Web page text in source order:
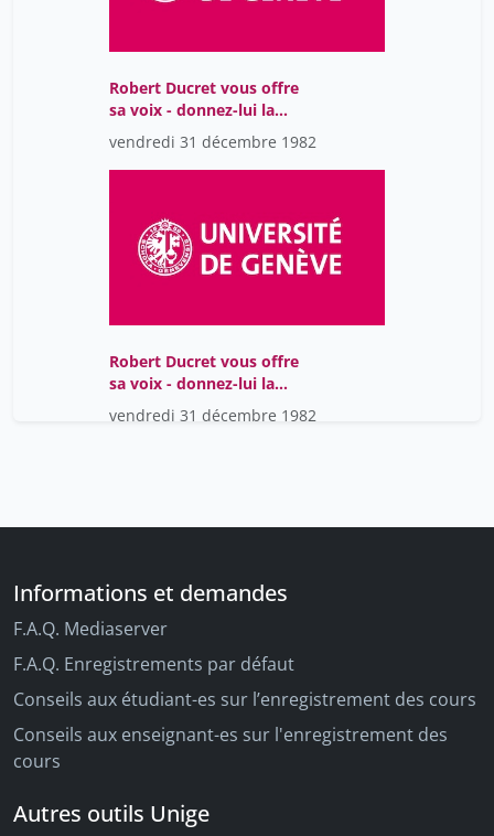
Robert Ducret vous offre
sa voix - donnez-lui la
vôtre ! - votez radical,
liste n? 8
vendredi 31 décembre 1982
Robert Ducret vous offre
sa voix - donnez-lui la
vôtre ! - votez radical,
liste n? 8
vendredi 31 décembre 1982
Informations et demandes
F.A.Q. Mediaserver
F.A.Q. Enregistrements par défaut
Conseils aux étudiant-es sur l’enregistrement des cours
Conseils aux enseignant-es sur l'enregistrement des
cours
Autres outils Unige